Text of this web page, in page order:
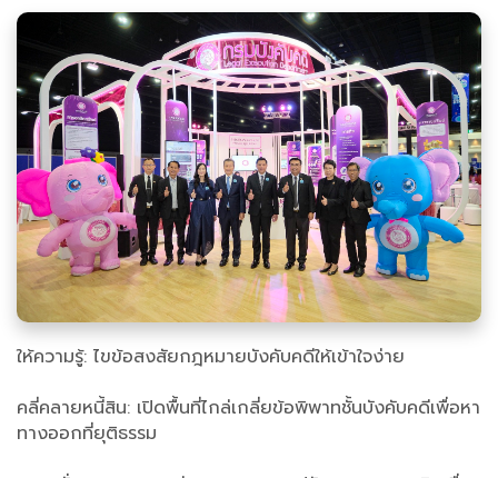
ให้ความรู้: ไขข้อสงสัยกฎหมายบังคับคดีให้เข้าใจง่าย
คลี่คลายหนี้สิน: เปิดพื้นที่ไกล่เกลี่ยข้อพิพาทชั้นบังคับคดีเพื่อหา
ทางออกที่ยุติธรรม